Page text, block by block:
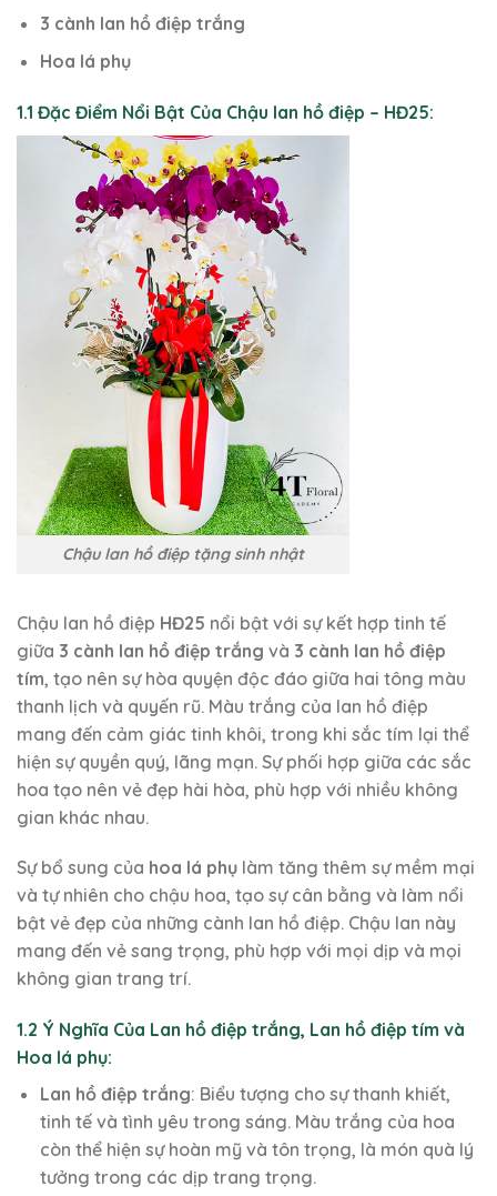
3 cành lan hồ điệp trắng
Hoa lá phụ
1.1 Đặc Điểm Nổi Bật Của Chậu lan hồ điệp – HĐ25:
Chậu lan hồ điệp tặng sinh nhật
Chậu lan hồ điệp HĐ25 nổi bật với sự kết hợp tinh tế
giữa 3 cành lan hồ điệp trắng và 3 cành lan hồ điệp
tím, tạo nên sự hòa quyện độc đáo giữa hai tông màu
thanh lịch và quyến rũ. Màu trắng của lan hồ điệp
mang đến cảm giác tinh khôi, trong khi sắc tím lại thể
hiện sự quyền quý, lãng mạn. Sự phối hợp giữa các sắc
hoa tạo nên vẻ đẹp hài hòa, phù hợp với nhiều không
gian khác nhau.
Sự bổ sung của hoa lá phụ làm tăng thêm sự mềm mại
và tự nhiên cho chậu hoa, tạo sự cân bằng và làm nổi
bật vẻ đẹp của những cành lan hồ điệp. Chậu lan này
mang đến vẻ sang trọng, phù hợp với mọi dịp và mọi
không gian trang trí.
1.2 Ý Nghĩa Của Lan hồ điệp trắng, Lan hồ điệp tím và
Hoa lá phụ:
Lan hồ điệp trắng: Biểu tượng cho sự thanh khiết,
tinh tế và tình yêu trong sáng. Màu trắng của hoa
còn thể hiện sự hoàn mỹ và tôn trọng, là món quà lý
tưởng trong các dịp trang trọng.